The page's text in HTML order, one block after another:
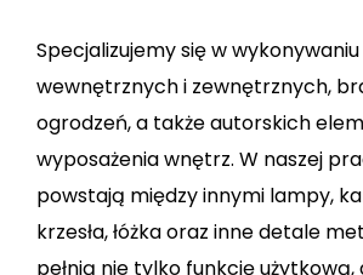
Specjalizujemy się w
wewnętrznych i zewnętrznych,
ogrodzeń, a także autorskich
wyposażenia wnętrz. W naszej
powstają między innymi lampy,
krzesła, łóżka oraz inne detale
pełnią nie tylko funkcję użytkową,